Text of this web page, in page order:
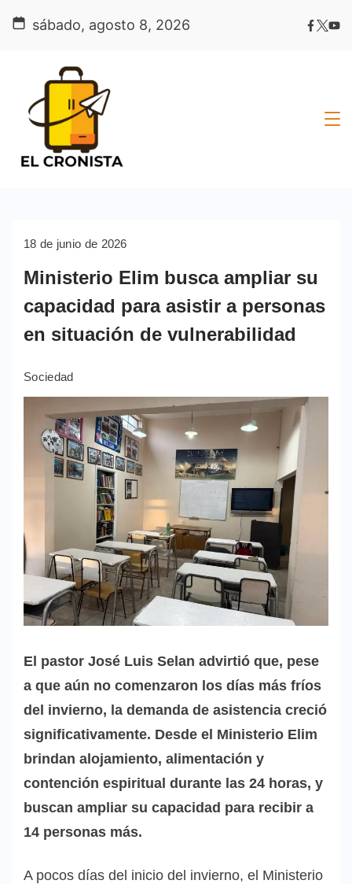
sábado, agosto 8, 2026
18 de junio de 2026
Ministerio Elim busca ampliar su
capacidad para asistir a personas
en situación de vulnerabilidad
Sociedad
El pastor José Luis Selan advirtió que, pese
a que aún no comenzaron los días más fríos
del invierno, la demanda de asistencia creció
significativamente. Desde el Ministerio Elim
brindan alojamiento, alimentación y
contención espiritual durante las 24 horas, y
buscan ampliar su capacidad para recibir a
14 personas más.
A pocos días del inicio del invierno, el Ministerio